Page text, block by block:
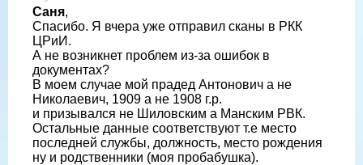
Саня,
Спасибо. Я вчера уже отправил сканы в РКК
ЦРиИ.
А не возникнет проблем из-за ошибок в
документах?
В моем случае мой прадед Антонович а не
Николаевич, 1909 а не 1908 г.р.
и призывался не Шиловским а Манским РВК.
Остальные данные соответствуют т.е место
последней службы, должность, место рождения
ну и родственники (моя пробабушка).